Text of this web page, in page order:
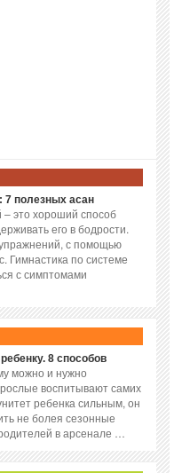
7 полезных асан
– это хороший способ
его в бодрости.
с помощью
Гимнастика по системе
с симптомами
8 способов
можно и нужно
воспитывают самих
ребенка сильным, он
не болея сезонные
в арсенале …